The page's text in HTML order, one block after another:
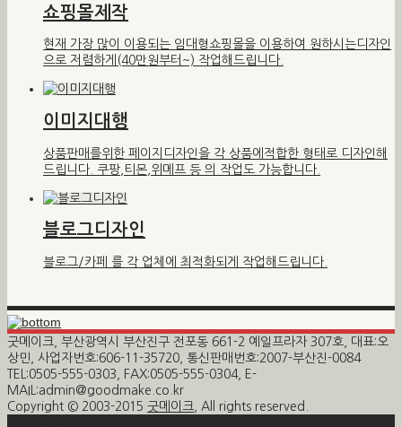
쇼핑몰제작
현재 가장 많이 이용되는 임대형쇼핑몰을 이용하여 원하시는디자인
으로 저렴하게(40만원부터~) 작업해드립니다.
이미지대행
상품판매를위한 페이지디자인을 각 상품에적합한 형태로 디자인해
드립니다. 쿠팡,티몬,위메프 등 의 작업도 가능합니다.
블로그디자인
블로그/카페 를 각 업체에 최적화되게 작업해드립니다.
굿메이크, 부산광역시 부산진구 전포동 661-2 예일프라자 307호, 대표:오
상민, 사업자번호:606-11-35720, 통신판매번호:2007-부산진-0084
TEL:0505-555-0303, FAX:0505-555-0304, E-
MAIL:admin@goodmake.co.kr
Copyright © 2003-2015 굿메이크 , All rights reserved.